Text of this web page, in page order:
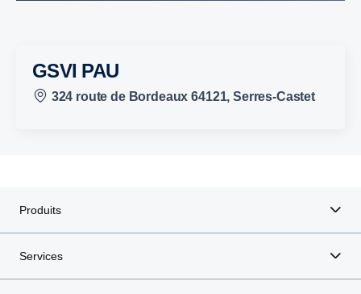
GSVI PAU
324 route de Bordeaux 64121, Serres-Castet
Produits
Services